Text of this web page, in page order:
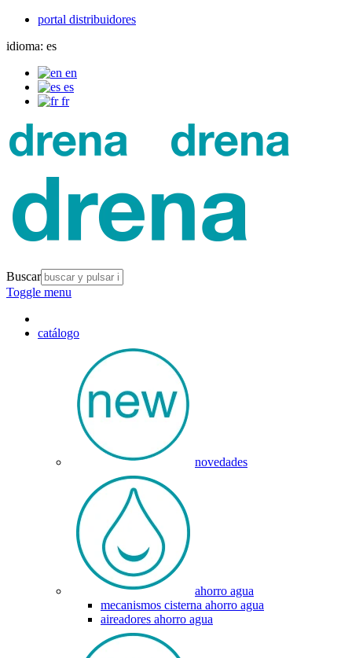
portal distribuidores
idioma: es
en
es
fr
Buscar
Toggle menu
catálogo
novedades
ahorro agua
mecanismos cisterna ahorro agua
aireadores ahorro agua